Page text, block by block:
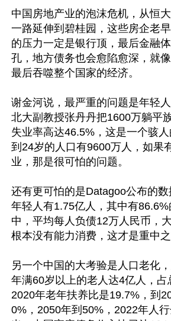
中国房地产业的泡沫危机，从恒
一路延伸到碧桂园，这些房企老
的压力一定是银行顶，最后金融
孔，地方债务也会愈陷愈深，就
最后吞噬整个国家的经济。
谢金河说，最严重的问题是年轻
北大副教授张丹丹把1600万躺平
失业率高达46.5%，这是一个骇
到24岁的人口有9600万人，如果
业，那是很可怕的问题。
还有更可怕的是Datagoo公布的
年轻人有1.75亿人，其中有
中，平均每人负债12万人民币，
根本没有能力消费，这才是重中之
另一个中国的大考验是人口老化
年满60岁以上的老人达4亿人，占
2020年老年扶养比是19.7%，到
0%，2050年到50%，2022年人